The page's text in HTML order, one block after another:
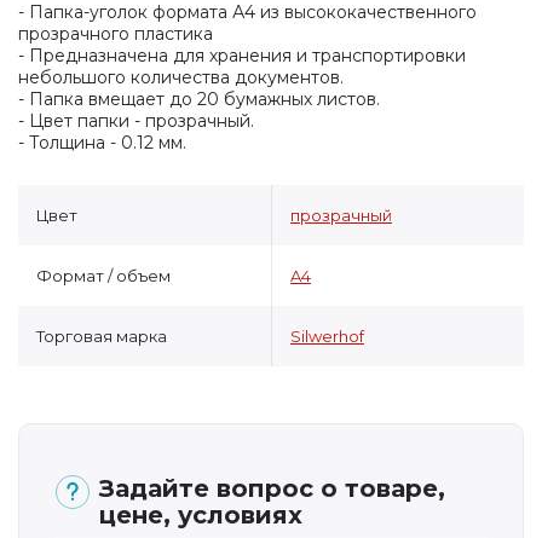
- Папка-уголок формата А4 из высококачественного
прозрачного пластика
- Предназначена для хранения и транспортировки
небольшого количества документов.
- Папка вмещает до 20 бумажных листов.
- Цвет папки - прозрачный.
- Толщина - 0.12 мм.
Цвет прозрачный
Формат / объем A4
Торговая марка Silwerhof
Задайте вопрос о товаре,
цене, условиях